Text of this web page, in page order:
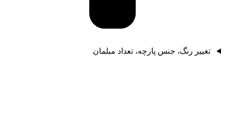
تغییر رنگ، جنس پارچه، تعداد مبلمان